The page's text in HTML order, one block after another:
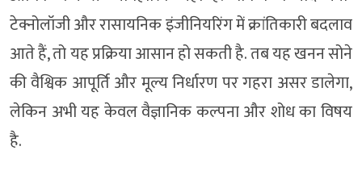
टेक्नोलॉजी और रासायनिक इंजीनियरिंग में क्रांतिकारी बदलाव
आते हैं, तो यह प्रक्रिया आसान हो सकती है. तब यह खनन सोने
की वैश्विक आपूर्ति और मूल्य निर्धारण पर गहरा असर डालेगा,
लेकिन अभी यह केवल वैज्ञानिक कल्पना और शोध का विषय
है.